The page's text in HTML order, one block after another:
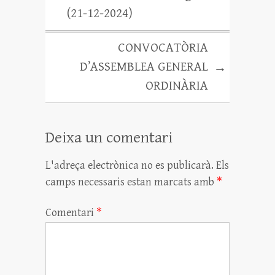
ei
x
(21-12-2024)
CONVOCATÒRIA
D’ASSEMBLEA GENERAL
ORDINÀRIA
→
Deixa un comentari
L'adreça electrònica no es publicarà. Els
camps necessaris estan marcats amb *
Comentari *